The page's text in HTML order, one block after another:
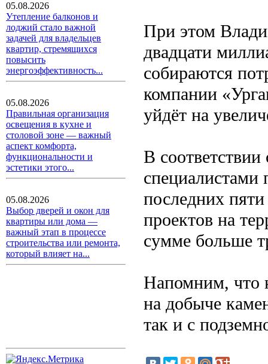
05.08.2026
Утепление балконов и
лоджий стало важной
задачей для владельцев
квартир, стремящихся
повысить
энергоэффективность...
05.08.2026
Правильная организация
освещения в кухне и
столовой зоне — важный
аспект комфорта,
функциональности и
эстетики этого...
05.08.2026
Выбор дверей и окон для
квартиры или дома —
важный этап в процессе
строительства или ремонта,
который влияет на...
При этом
двадцати
собираются
компании
уйдёт на
В
последних
проектов на
сумме больше
Напомним, что
на добыче
так и с